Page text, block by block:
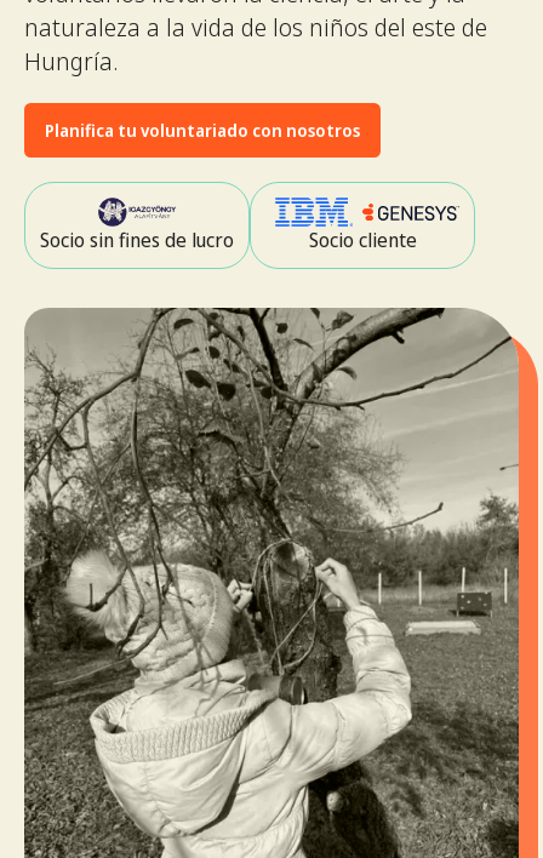
naturaleza a la vida de los niños del este de
Hungría.
Planifica tu voluntariado con nosotros
Socio sin fines de lucro Socio cliente